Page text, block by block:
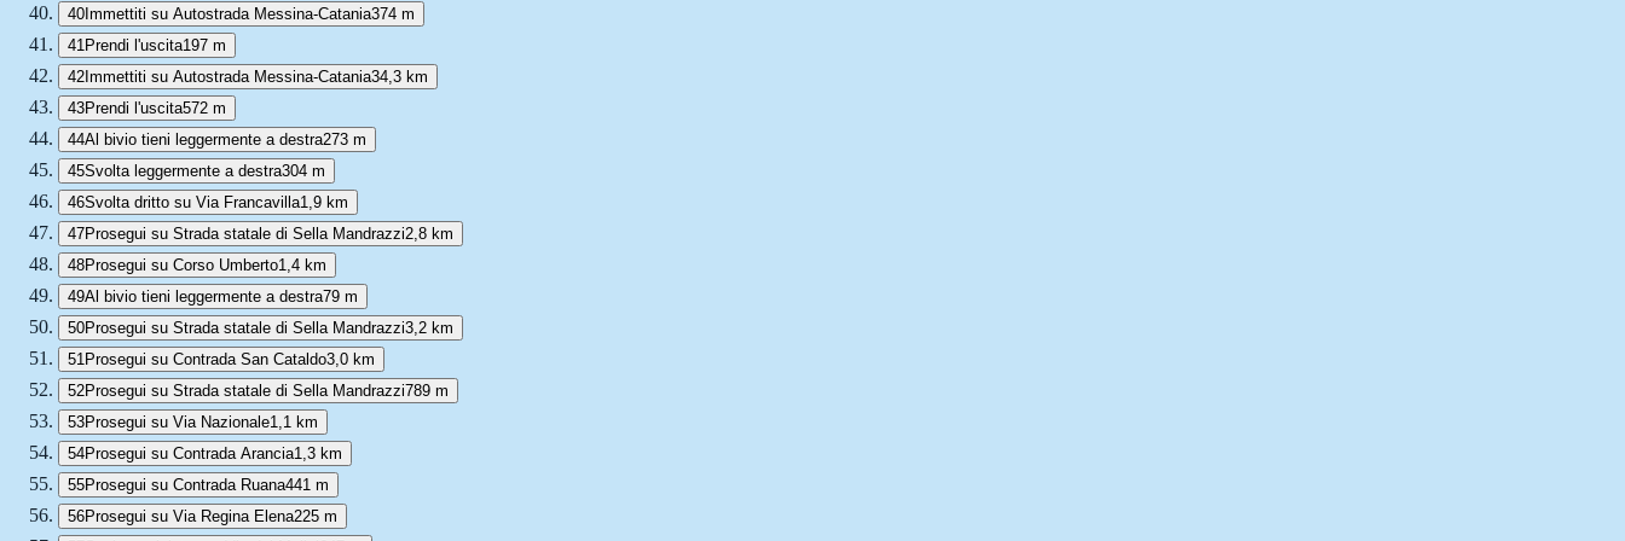
40Immettiti su Autostrada Messina-Catania374 m
41 Prendi l'uscita197 m
42Immettiti su Autostrada Messina-Catania34,3 km
43Prendi l'uscita572 m
44Al bivio tieni leggermente a destra273 m
45Svolta leggermente a destra304 m
46Svolta dritto su Via Francavilla1,9 km
47Prosegui su Strada statale di Sella Mandrazzi2,8 km
48Prosegui su Corso Umberto1,4 km
49Al bivio tieni leggermente a destra79 m
50Prosegui su Strada statale di Sella Mandrazzi3,2 km
51 Prosegui su Contrada San Cataldo3,0 km
52Prosegui su Strada statale di Sella Mandrazzi789 m
53Prosegui su Via Nazionale1,1 km
54Prosegui su Contrada Arancia1,3 km
55Prosegui su Contrada Ruana441 m
56Prosegui su Via Regina Elena225 m